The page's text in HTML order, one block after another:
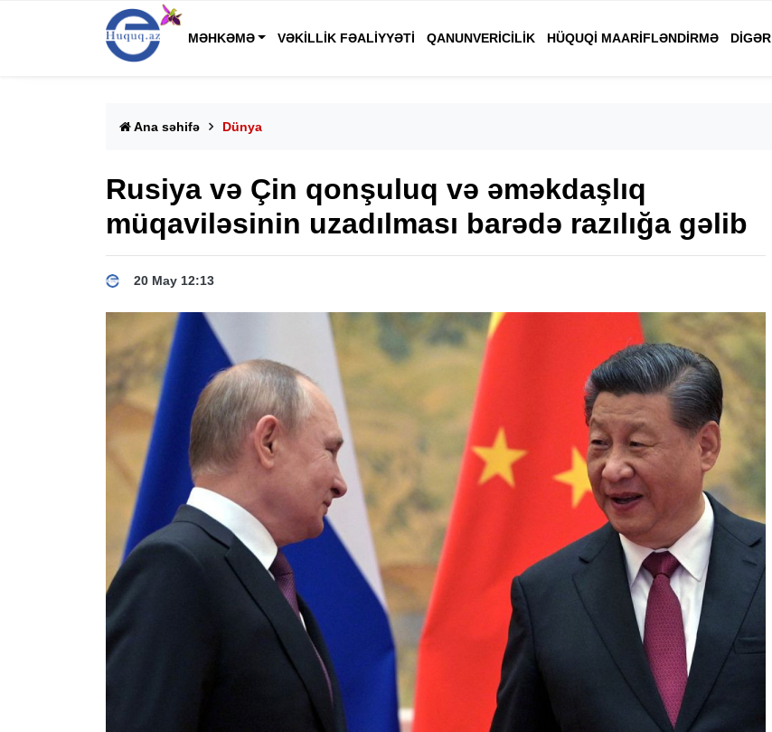
MƏHKƏMƏ VƏKILLIK FƏALIYYƏTI QANUNVERICILIK HÜQUQI MAARIFLƏNDIRMƏ DIGƏR
Ana səhifə Dünya
Rusiya və Çin qonşuluq və əməkdaşlıq
müqaviləsinin uzadılması barədə razılığa gəlib
20 May 12:13